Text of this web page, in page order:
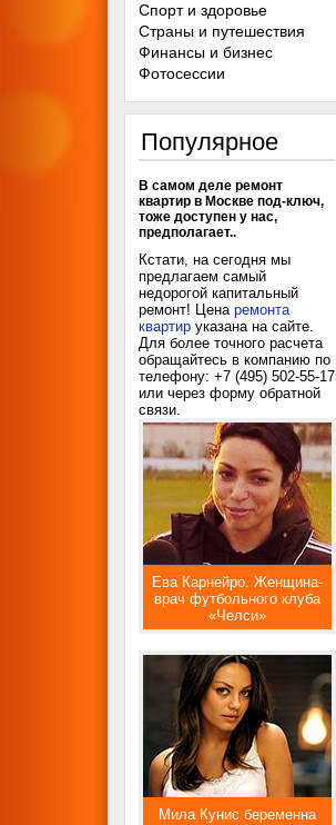
Спорт и здоровье
Страны и путешествия
Финансы и бизнес
Фотосессии
Популярное
В самом деле ремонт
квартир в Москве под-ключ,
тоже доступен у нас,
предполагает..
Кстати, на сегодня мы
предлагаем самый
недорогой капитальный
ремонт! Цена ремонта
квартир указана на сайте.
Для более точного расчета
обращайтесь в компанию по
телефону: +7 (495) 502-55-17
или через форму обратной
связи.
Ева Карнейро. Женщина-
врач футбольного клуба
«Челси»
Мила Кунис беременна